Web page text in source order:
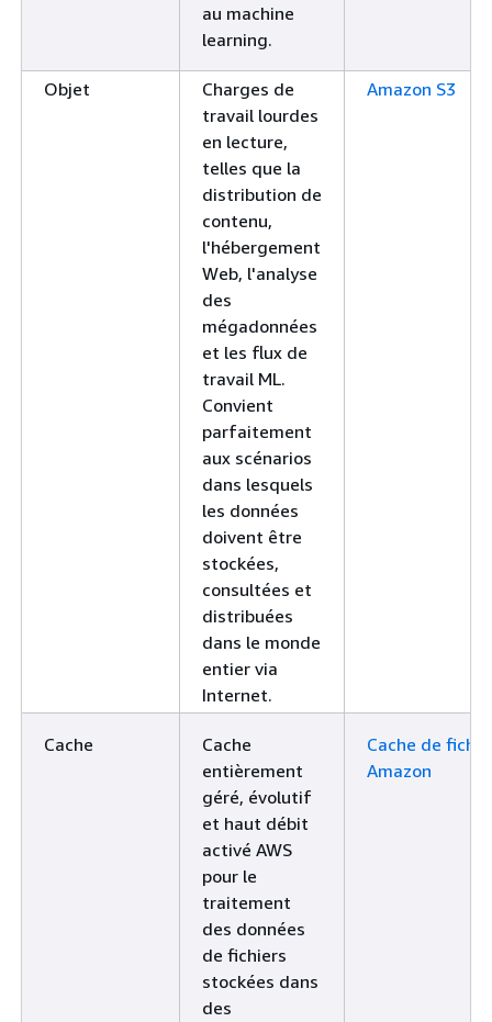
au machine
learning.
Objet
Charges de
travail lourdes
en lecture,
telles que la
distribution de
contenu,
l'hébergement
Web, l'analyse
des
mégadonnées
et les flux de
travail ML.
Convient
parfaitement
aux scénarios
dans lesquels
les données
doivent être
stockées,
consultées et
distribuées
dans le monde
entier via
Internet.
Amazon S3
Cache
Cache
entièrement
géré, évolutif
et haut débit
activé AWS
pour le
traitement
des données
de fichiers
stockées dans
des
Cache de
Amazon